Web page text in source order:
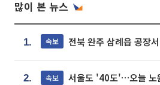
많이 본 뉴스
1. 속보 전북 완주 삼례읍 공장
2. 속보 서울도 '40도'…오늘 노